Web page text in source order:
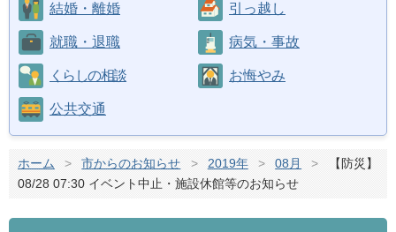
結婚・離婚 引っ越し
就職・退職 病気・事故
くらしの相談 お悔やみ
公共交通
ホーム > 市からのお知らせ > 2019年 > 08月 >
【防災】
08/28 07:30 イベント中止・施設休館等のお知らせ